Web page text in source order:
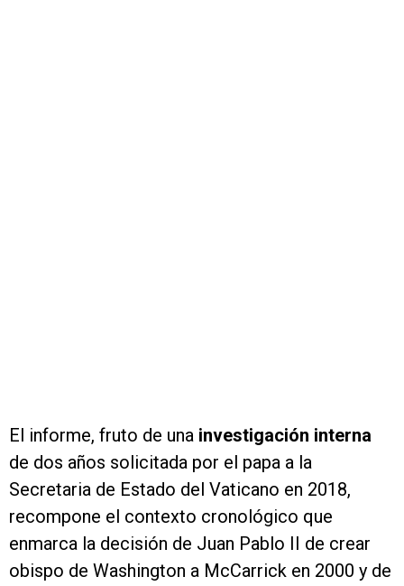
El informe, fruto de una investigación interna
de dos años solicitada por el papa a la
Secretaria de Estado del Vaticano en 2018,
recompone el contexto cronológico que
enmarca la decisión de Juan Pablo II de crear
obispo de Washington a McCarrick en 2000 y de